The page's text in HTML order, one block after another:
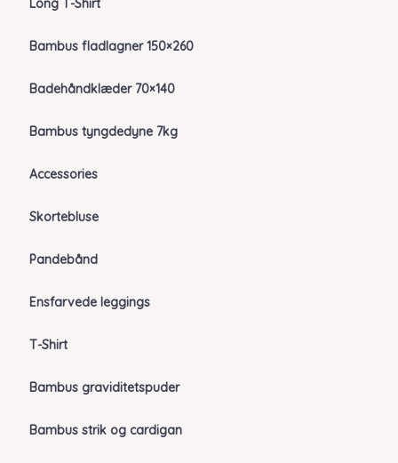
Long T-Shirt
Bambus fladlagner 150×260
Badehåndklæder 70×140
Bambus tyngdedyne 7kg
Accessories
Skortebluse
Pandebånd
Ensfarvede leggings
T-Shirt
Bambus graviditetspuder
Bambus strik og cardigan